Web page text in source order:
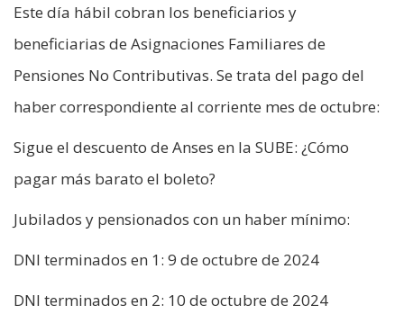
Este día hábil cobran los beneficiarios y
beneficiarias de Asignaciones Familiares de
Pensiones No Contributivas. Se trata del pago del
haber correspondiente al corriente mes de octubre:
Sigue el descuento de Anses en la SUBE: ¿Cómo
pagar más barato el boleto?
Jubilados y pensionados con un haber mínimo:
DNI terminados en 1: 9 de octubre de 2024
DNI terminados en 2: 10 de octubre de 2024